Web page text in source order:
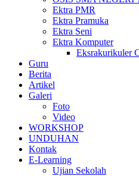
Ektra PMR
Ektra Pramuka
Ektra Seni
Ektra Komputer
Eksrakurikuler
Guru
Berita
Artikel
Galeri
Foto
Video
WORKSHOP
UNDUHAN
Kontak
E-Learning
Ujian Sekolah